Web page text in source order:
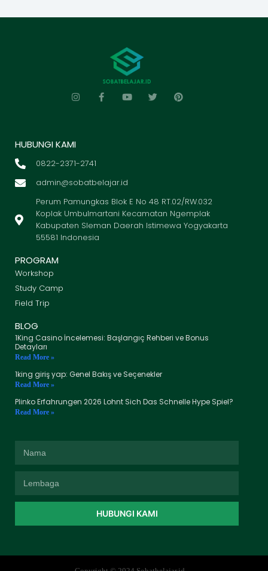
HUBUNGI KAMI
0822-2371-2741
admin@sobatbelajar.id
Perum Pamungkas Blok E No 48 RT.02/RW.032
Koplak Umbulmartani Kecamatan Ngemplak
Kabupaten Sleman Daerah Istimewa Yogyakarta
55581 Indonesia
PROGRAM
Workshop
Study Camp
Field Trip
BLOG
1King Casino İncelemesi: Başlangıç Rehberi ve Bonus
Detayları
Read More »
1king giriş yap: Genel Bakış ve Seçenekler
Read More »
Plinko Erfahrungen 2026 Lohnt Sich Das Schnelle Hype Spiel?
Read More »
HUBUNGI KAMI